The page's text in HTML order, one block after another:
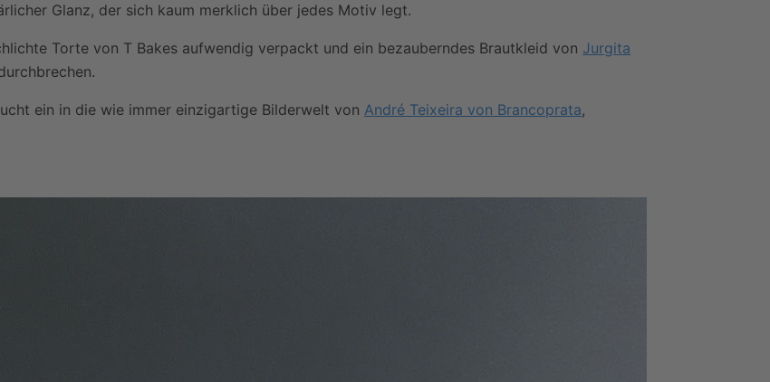
Glanz, der sich kaum merklich über jedes Motiv legt.
Torte von T Bakes aufwendig verpackt und ein bezauberndes Brautkleid von Jurgita
ein in die wie immer einzigartige Bilderwelt von André Teixeira von Brancoprata,